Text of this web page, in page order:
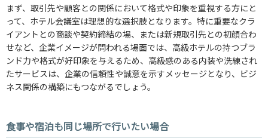
まず、取引先や顧客との関係において格式や印象を重視する方にと
って、ホテル会議室は理想的な選択肢となります。特に重要なクラ
イアントとの商談や契約締結の場、または新規取引先との初顔合わ
せなど、企業イメージが問われる場面では、高級ホテルの持つブラ
ンド力や格式が好印象を与えるため、高級感のある内装や洗練され
たサービスは、企業の信頼性や誠意を示すメッセージとなり、ビジ
ネス関係の構築にもつながるでしょう。
食事や宿泊も同じ場所で行いたい場合